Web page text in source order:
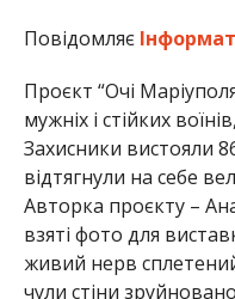
Повідомляє
Проєкт “Очі
мужніх і стійких
Захисники вистояли
відтягнули на себе
Авторка проєкту –
взяті фото для
живий нерв
чули стіни